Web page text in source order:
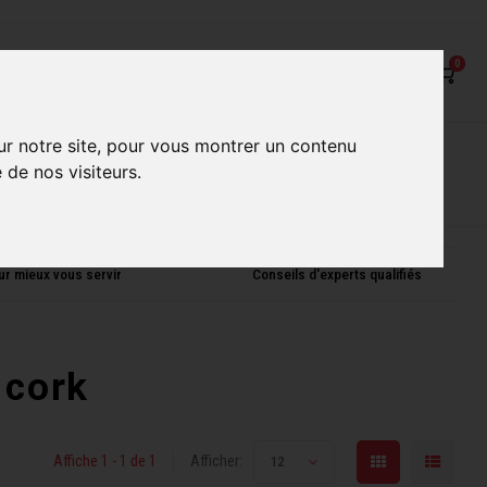
notre site, pour vous montrer un contenu
nos visiteurs.
0
Nos Services Nos boutiques
mieux vous servir Conseils d'experts qualifiés
Affiche 1 - 1 de 1 Afficher: 12